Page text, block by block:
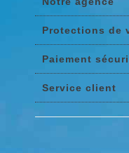
Protections de
Paiement
Service client